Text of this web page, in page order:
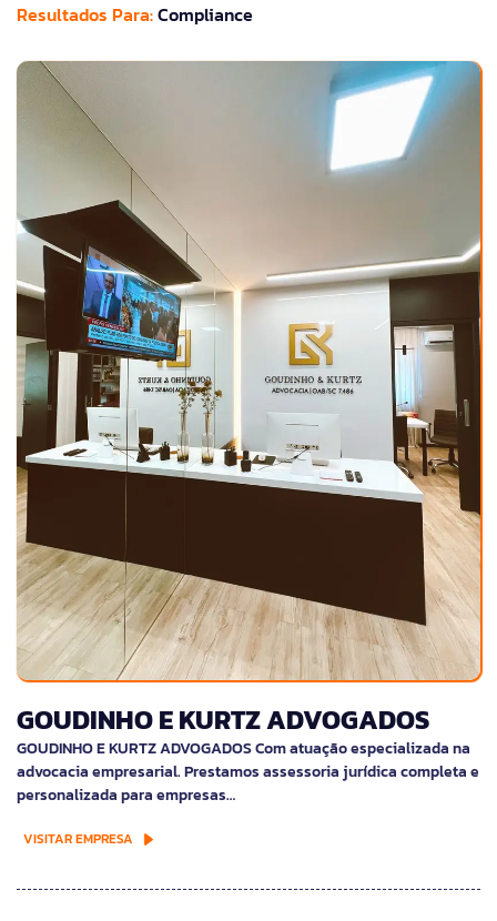
Resultados Para:Compliance
GOUDINHO E KURTZ ADVOGADOS
GOUDINHO E KURTZ ADVOGADOS Com atuação especializada na
advocacia empresarial. Prestamos assessoria jurídica completa e
personalizada para empresas…
VISITAR EMPRESA